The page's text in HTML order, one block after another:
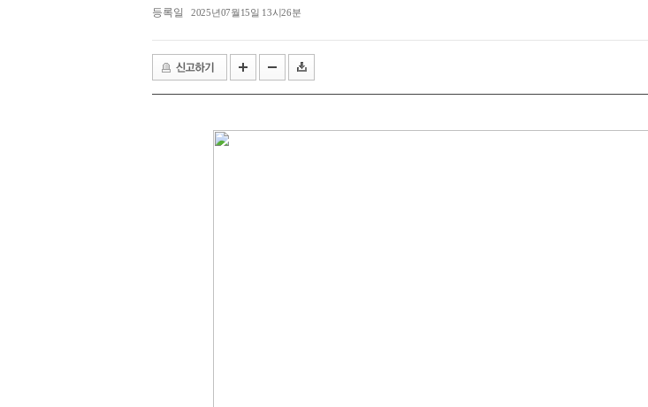
등록일 2025년07월15일 13시26분